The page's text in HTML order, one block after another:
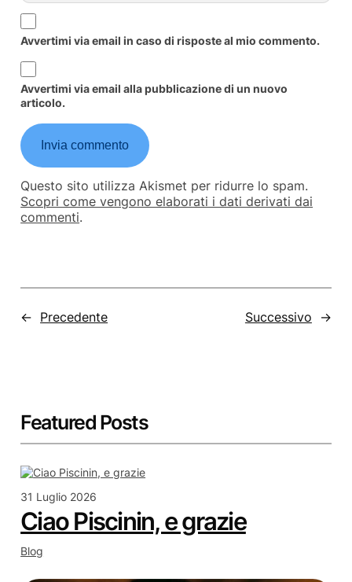
Avvertimi via email in caso di risposte al mio commento.
Avvertimi via email alla pubblicazione di un nuovo
articolo.
Questo sito utilizza Akismet per ridurre lo spam.
Scopri come vengono elaborati i dati derivati dai
commenti.
← Precedente Successivo →
Featured Posts
31 Luglio 2026
Ciao Piscinin, e grazie
Blog